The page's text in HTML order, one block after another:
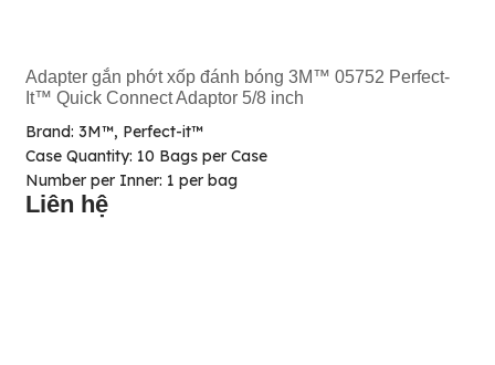
Adapter gắn phớt xốp đánh bóng 3M™ 05752 Perfect-
It™ Quick Connect Adaptor 5/8 inch
Brand: 3M™, Perfect-it™
Case Quantity: 10 Bags per Case
Number per Inner: 1 per bag
Liên hệ